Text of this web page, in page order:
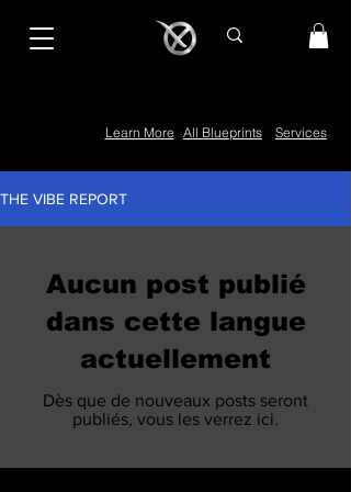
Learn More All Blueprints Services
THE VIBE REPORT
Aucun post publié
dans cette langue
actuellement
Dès que de nouveaux posts seront
publiés, vous les verrez ici.